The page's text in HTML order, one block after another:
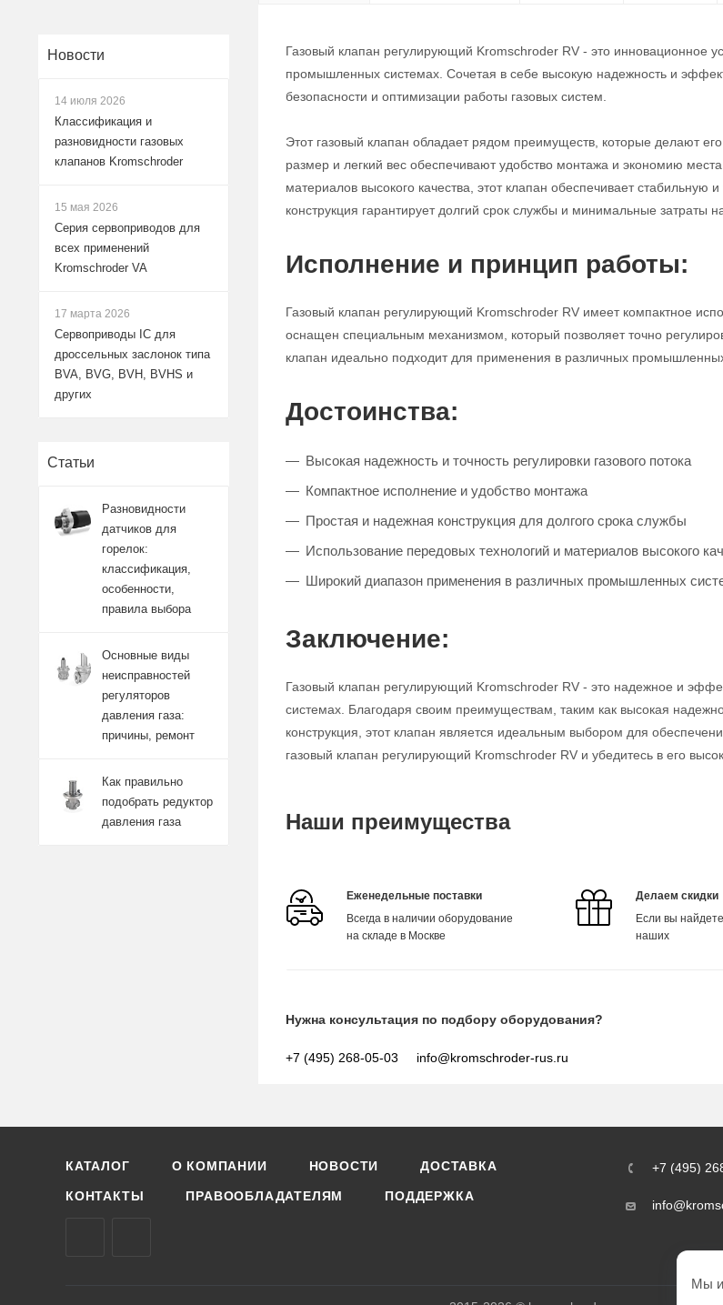
Газовый клапан регулирующий Kromschroder RV - это инновационное
промышленных системах. Сочетая в себе высокую надежность и
безопасности и оптимизации работы газовых систем.
Этот газовый клапан обладает рядом преимуществ, которые делают
размер и легкий вес обеспечивают удобство монтажа и экономию
материалов высокого качества, этот клапан обеспечивает стабильную
конструкция гарантирует долгий срок службы и минимальные затраты
Исполнение и принцип работы:
Газовый клапан регулирующий Kromschroder RV имеет компактное
оснащен специальным механизмом, который позволяет точно
клапан идеально подходит для применения в различных промышленных
Достоинства:
Высокая надежность и точность регулировки газового потока
Компактное исполнение и удобство монтажа
Простая и надежная конструкция для долгого срока службы
Использование передовых технологий и материалов высокого
Широкий диапазон применения в различных промышленных
Заключение:
Газовый клапан регулирующий Kromschroder RV - это надежное и
системах. Благодаря своим преимуществам, таким как высокая
конструкция, этот клапан является идеальным выбором для
газовый клапан регулирующий Kromschroder RV и убедитесь в его
Наши преимущества
Еженедельные поставки
Всегда в наличии оборудование
на складе в Москве
Делаем скидки
Если вы
наших
Нужна консультация по подбору оборудования?
+7 (495) 268-05-03 info@kromschroder-rus.ru
Новости
14 июля 2026
Классификация и
разновидности газовых
клапанов Kromschroder
15 мая 2026
Серия сервоприводов для
всех применений
Kromschroder VA
17 марта 2026
Сервоприводы IC для
дроссельных заслонок типа
BVA, BVG, BVH, BVHS и
других
Статьи
Разновидности
датчиков для
горелок:
классификация,
особенности,
правила выбора
Основные виды
неисправностей
регуляторов
давления газа:
причины, ремонт
Как правильно
подобрать редуктор
давления газа
КАТАЛОГ О КОМПАНИИ НОВОСТИ ДОСТАВКА
КОНТАКТЫ ПРАВООБЛАДАТЕЛЯМ ПОДДЕРЖКА
+7 (495)
Мы